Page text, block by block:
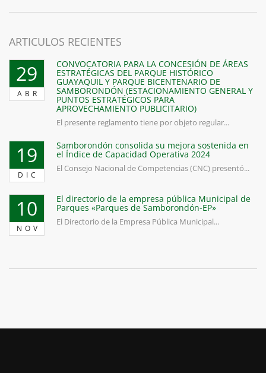
ARTICULOS RECIENTES
29
ABR
CONVOCATORIA PARA LA CONCESIÓN DE ÁREAS
ESTRATÉGICAS DEL PARQUE HISTÓRICO
GUAYAQUIL Y PARQUE BICENTENARIO DE
SAMBORONDÓN (ESTACIONAMIENTO GENERAL Y
PUNTOS ESTRATÉGICOS PARA
APROVECHAMIENTO PUBLICITARIO)
El presente reglamento tiene por objeto regular...
19
DIC
Samborondón consolida su mejora sostenida en
el Índice de Capacidad Operativa 2024
El Consejo Nacional de Competencias (CNC) presentó...
10
NOV
El directorio de la empresa pública Municipal de
Parques «Parques de Samborondón-EP»
El Directorio de la Empresa Pública Municipal...